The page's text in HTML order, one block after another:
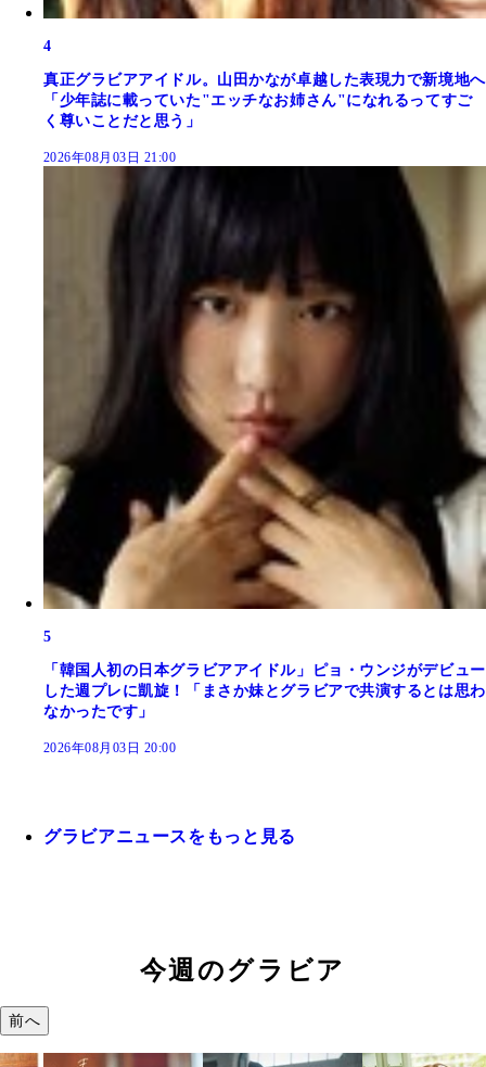
4
真正グラビアアイドル。山田かなが卓越した表現力で新境地へ
「少年誌に載っていた"エッチなお姉さん"になれるってすご
く尊いことだと思う」
2026年08月03日 21:00
5
「韓国人初の日本グラビアアイドル」ピョ・ウンジがデビュー
した週プレに凱旋！「まさか妹とグラビアで共演するとは思わ
なかったです」
2026年08月03日 20:00
グラビアニュースをもっと見る
今週のグラビア
前へ